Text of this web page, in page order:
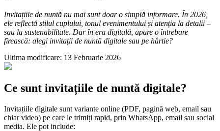
Invitațiile de nuntă nu mai sunt doar o simplă informare. În 2026,
ele reflectă stilul cuplului, tonul evenimentului și atenția la detalii –
sau la sustenabilitate. Dar în era digitală, apare o întrebare
firească: alegi invitații de nuntă digitale sau pe hârtie?
Ultima modificare: 13 Februarie 2026
Ce sunt invitațiile de nuntă digitale?
Invitațiile digitale sunt variante online (PDF, pagină web, email sau
chiar video) pe care le trimiți rapid, prin WhatsApp, email sau social
media. Ele pot include: